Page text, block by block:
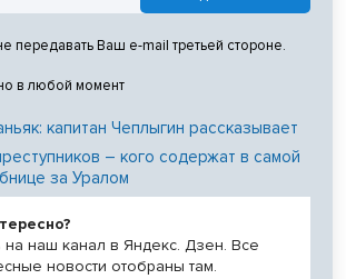
передавать Ваш e-mail третьей стороне.
в любой момент
капитан Чеплыгин рассказывает
– кого содержат в самой
за Уралом
наш канал в Яндекс. Дзен. Все
новости отобраны там.